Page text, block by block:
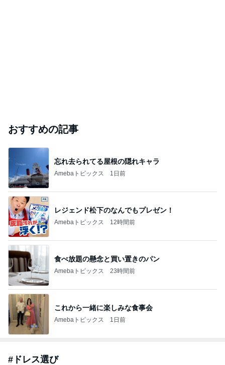
おすすめの記事
忘れ去られてる屋根の隠れキャラ
Amebaトピックス 1日前
レジェンド松下のなんでもプレゼン！
Amebaトピックス 12時間前
食べ放題の懸念と買い置きのパン
Amebaトピックス 23時間前
これから一緒に楽しみな食事会
Amebaトピックス 1日前
# ドレス選び